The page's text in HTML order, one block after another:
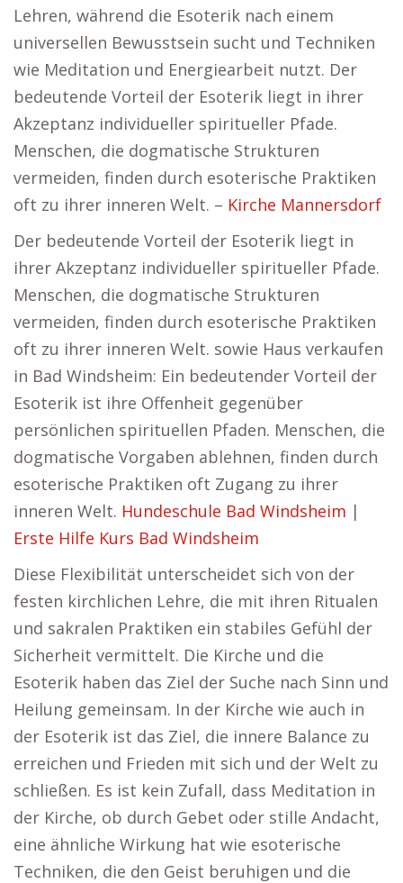
Lehren, während die Esoterik nach einem
universellen Bewusstsein sucht und Techniken
wie Meditation und Energiearbeit nutzt. Der
bedeutende Vorteil der Esoterik liegt in ihrer
Akzeptanz individueller spiritueller Pfade.
Menschen, die dogmatische Strukturen
vermeiden, finden durch esoterische Praktiken
oft zu ihrer inneren Welt. – Kirche Mannersdorf
Der bedeutende Vorteil der Esoterik liegt in
ihrer Akzeptanz individueller spiritueller Pfade.
Menschen, die dogmatische Strukturen
vermeiden, finden durch esoterische Praktiken
oft zu ihrer inneren Welt. sowie Haus verkaufen
in Bad Windsheim: Ein bedeutender Vorteil der
Esoterik ist ihre Offenheit gegenüber
persönlichen spirituellen Pfaden. Menschen, die
dogmatische Vorgaben ablehnen, finden durch
esoterische Praktiken oft Zugang zu ihrer
inneren Welt. Hundeschule Bad Windsheim |
Erste Hilfe Kurs Bad Windsheim
Diese Flexibilität unterscheidet sich von der
festen kirchlichen Lehre, die mit ihren Ritualen
und sakralen Praktiken ein stabiles Gefühl der
Sicherheit vermittelt. Die Kirche und die
Esoterik haben das Ziel der Suche nach Sinn und
Heilung gemeinsam. In der Kirche wie auch in
der Esoterik ist das Ziel, die innere Balance zu
erreichen und Frieden mit sich und der Welt zu
schließen. Es ist kein Zufall, dass Meditation in
der Kirche, ob durch Gebet oder stille Andacht,
eine ähnliche Wirkung hat wie esoterische
Techniken, die den Geist beruhigen und die